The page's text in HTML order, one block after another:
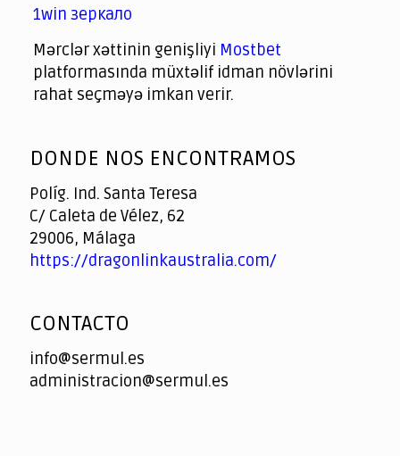
1win зеркало
Mərclər xəttinin genişliyi Mostbet
platformasında müxtəlif idman növlərini
rahat seçməyə imkan verir.
of
DONDE NOS ENCONTRAMOS
Políg. Ind. Santa Teresa
C/ Caleta de Vélez, 62
29006, Málaga
https://dragonlinkaustralia.com/
CONTACTO
info@sermul.es
administracion@sermul.es